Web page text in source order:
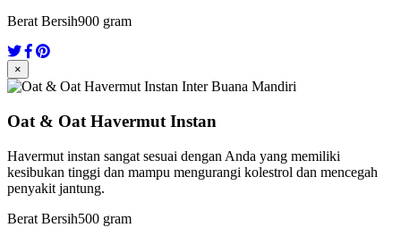
Berat Bersih900 gram
×
Oat & Oat Havermut Instan
Havermut instan sangat sesuai dengan Anda yang memiliki
kesibukan tinggi dan mampu mengurangi kolestrol dan mencegah
penyakit jantung.
Berat Bersih500 gram